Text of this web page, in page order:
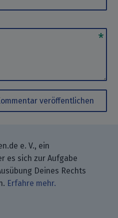
veröffentlichen
e. V., ein
es sich zur Aufgabe
Deines Rechts
Erfahre mehr.
Blogbeiträge mit
GitHub.
Dich mit uns über